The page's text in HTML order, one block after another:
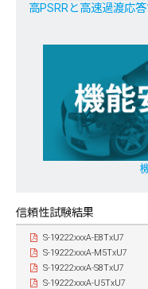
高PSRRと高速過渡応
信頼性試験結果
S-19222xxxA-E8TxU7
S-19222xxxA-M5TxU7
S-19222xxxA-S8TxU7
S-19222xxxA-U5TxU7